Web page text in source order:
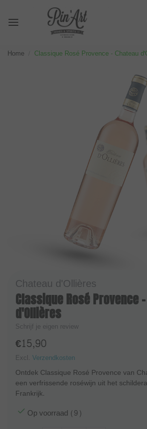
Home Classique Rosé Provence - Chateau
Chateau d'Ollières
Classique Rosé Provence
d'Ollières
Schrijf je eigen review
€15,90
Excl. Verzendkosten
Ontdek Classique Rosé Provence van
een verfrissende roséwijn uit het
Frankrijk.
Op voorraad (9)